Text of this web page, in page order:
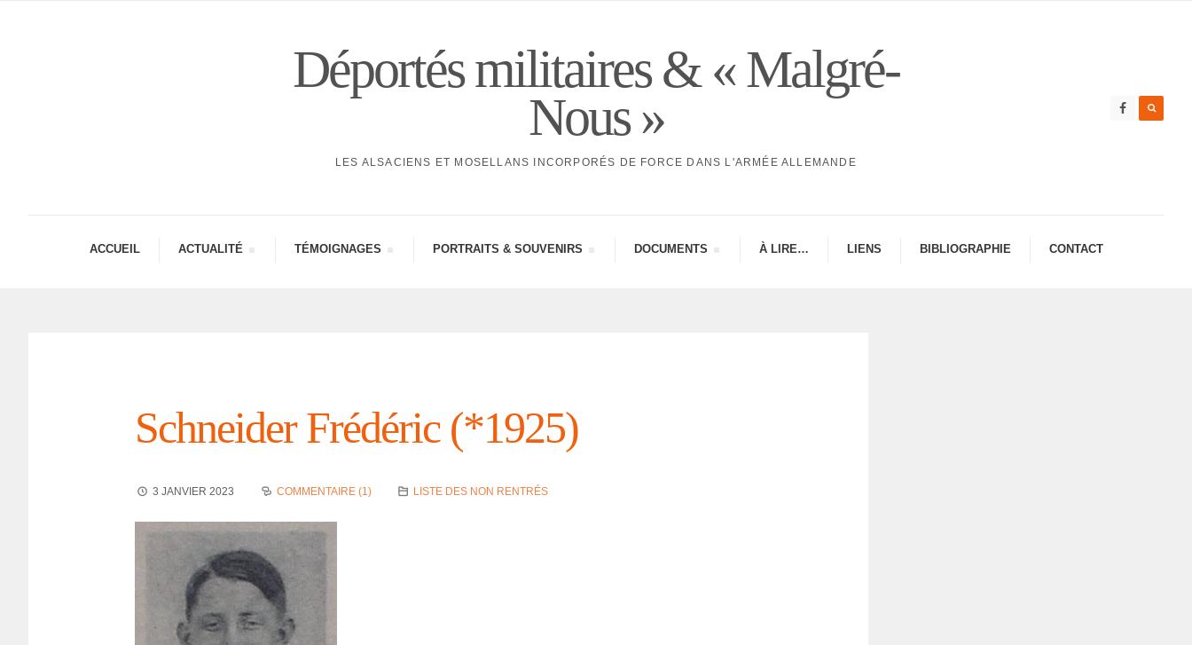
Déportés militaires & « Malgré-
Nous »
LES ALSACIENS ET MOSELLANS INCORPORÉS DE FORCE DANS L'ARMÉE ALLEMANDE
ACCUEIL ACTUA­LITÉ TÉMOI­GNAGES PORTRAITS & SOUVE­NIRS DOCU­MENTS À LIRE… LIENS BIBLIO­GRA­PHIE CONTAC­­T
Schnei­der Frédé­ric (*1925)
3 JANVIER 2023 COMMENTAIRE (1) LISTE DES NON RENTRÉS